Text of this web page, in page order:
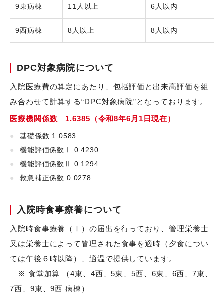
9東病棟 11人以上 6人以内
9西病棟 8人以上 8人以内
DPC対象病院について
入院医療費の算定にあたり、包括評価と出来高評価を組
み合わせて計算する“DPC対象病院”となっております。
医療機関係数 1.6385（令和8年6月1日現在）
基礎係数 1.0583
機能評価係数Ⅰ 0.4230
機能評価係数Ⅱ 0.1294
救急補正係数 0.0278
入院時食事療養について
入院時食事療養（Ⅰ）の届出を行っており、管理栄養士
又は栄養士によって管理された食事を適時（夕食につい
ては午後６時以降）、適温で提供しています。
※ 食堂加算 （4東、4西、5東、5西、6東、6西、7東、
7西、9東、9西 病棟）